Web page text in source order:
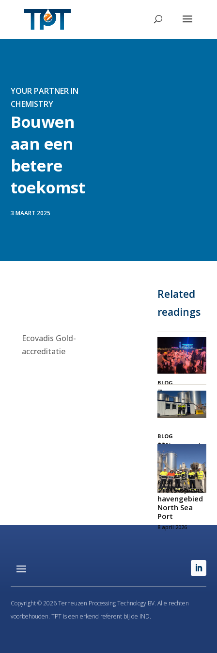
YOUR PARTNER IN
CHEMISTRY
Bouwen
aan een
betere
toekomst
3 MAART 2025
Ecovadis Gold-
accreditatie
Related
readings
BLOG
Zeeuws
Genieten
3 juli 2026
BLOG
𝟐𝟑% – 𝐳𝐨 𝐰𝐚𝐭
𝐞𝐞𝐧 𝐤𝐚𝐧𝐣𝐞𝐫𝐬!
21 mei 2026
BLOG
Trots op ons
havengebied
North Sea
Port
8 april 2026
Copyright © 2026 Terneuzen Processing Technology BV. Alle rechten
voorbehouden. TPT is een erkend referent bij de IND.